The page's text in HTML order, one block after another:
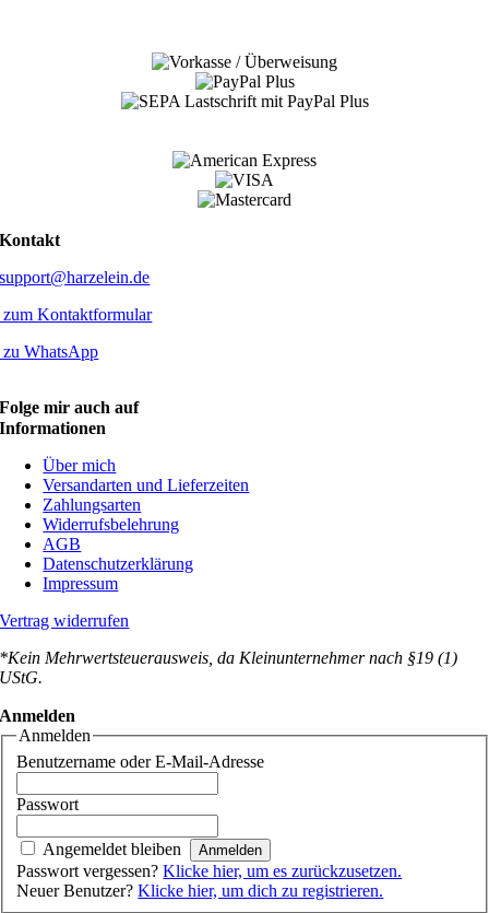
Kontakt
support@harzelein.de
zum Kontaktformular
zu WhatsApp
Folge mir auch auf
Informationen
Über mich
Versandarten und Lieferzeiten
Zahlungsarten
Widerrufsbelehrung
AGB
Datenschutzerklärung
Impressum
Vertrag widerrufen
*Kein Mehrwertsteuerausweis, da Kleinunternehmer nach §19 (1)
UStG.
Anmelden
Anmelden
Benutzername oder E-Mail-Adresse
Passwort
Angemeldet bleiben
Passwort vergessen?Klicke hier, um es zurückzusetzen.
Neuer Benutzer?Klicke hier, um dich zu registrieren.